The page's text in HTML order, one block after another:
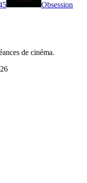
5
Obsession
de cinéma.